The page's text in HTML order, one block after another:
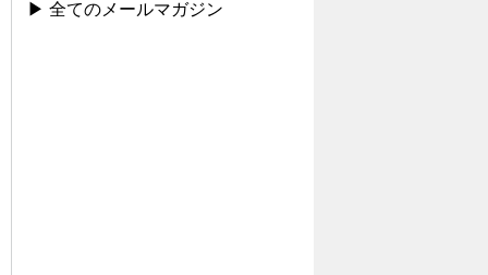
▶ 全てのメールマガジン